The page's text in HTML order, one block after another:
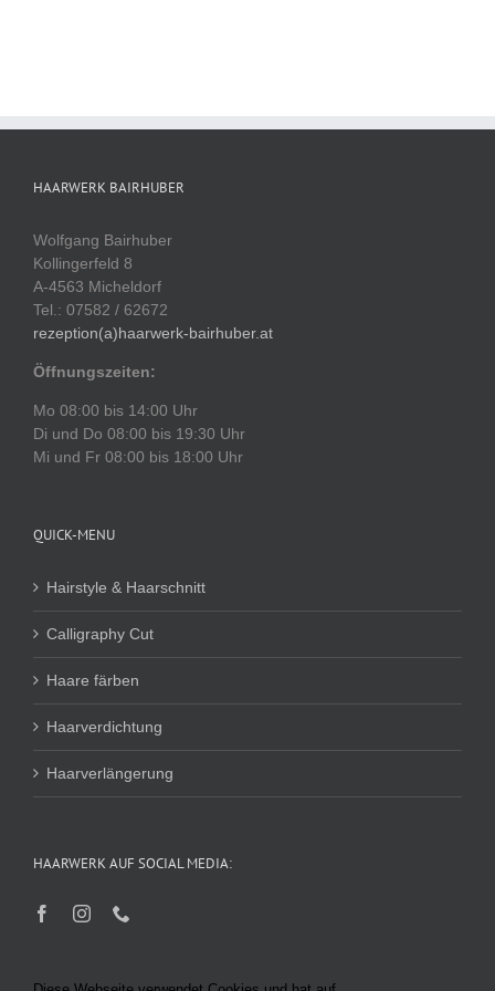
HAARWERK BAIRHUBER
Wolfgang Bairhuber
Kollingerfeld 8
A-4563 Micheldorf
Tel.: 07582 / 62672
rezeption(a)haarwerk-bairhuber.at
Öffnungszeiten:
Mo 08:00 bis 14:00 Uhr
Di und Do 08:00 bis 19:30 Uhr
Mi und Fr 08:00 bis 18:00 Uhr
QUICK-MENU
Hairstyle & Haarschnitt
Calligraphy Cut
Haare färben
Haarverdichtung
Haarverlängerung
HAARWERK AUF SOCIAL MEDIA: